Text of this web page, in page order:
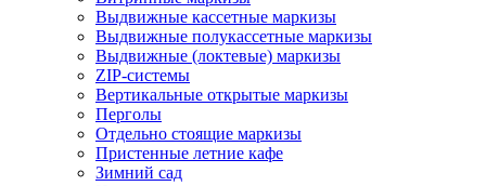
Выдвижные кассетные маркизы
Выдвижные полукассетные маркизы
Выдвижные (локтевые) маркизы
ZIP-системы
Вертикальные открытые маркизы
Перголы
Отдельно стоящие маркизы
Пристенные летние кафе
Зимний сад